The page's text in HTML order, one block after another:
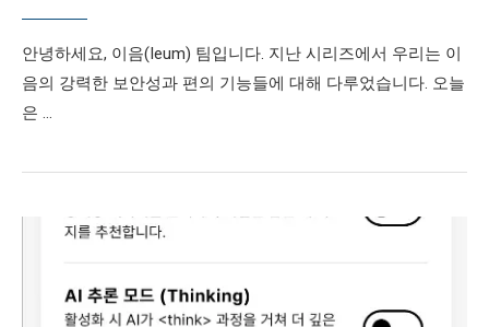
안녕하세요, 이음(Ieum) 팀입니다. 지난 시리즈에서 우리는 이
음의 강력한 보안성과 편의 기능들에 대해 다루었습니다. 오늘
은 …